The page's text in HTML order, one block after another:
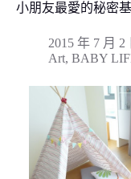
小朋友最愛的秘密
2015 年 7 月 2
Art, BABY